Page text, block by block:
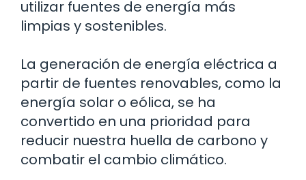
utilizar fuentes de energía más
limpias y sostenibles.
La generación de energía eléctrica a
partir de fuentes renovables, como la
energía solar o eólica, se ha
convertido en una prioridad para
reducir nuestra huella de carbono y
combatir el cambio climático.